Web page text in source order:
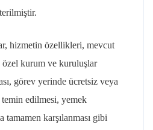
hizmetin özellikleri, mevcut
özel kurum ve kuruluşlar
görev yerinde ücretsiz veya
edilmesi, yemek
tamamen karşılanması gibi